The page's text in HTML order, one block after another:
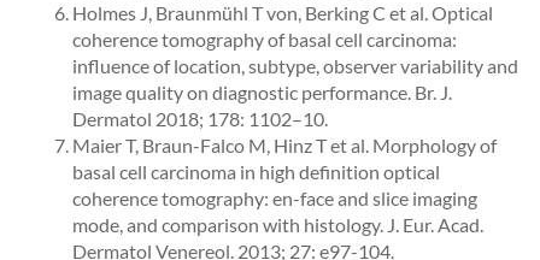
Holmes J, Braunmühl T von, Berking C et al. Optical
coherence tomography of basal cell carcinoma:
influence of location, subtype, observer variability and
image quality on diagnostic performance. Br. J.
Dermatol 2018; 178: 1102–10.
Maier T, Braun-Falco M, Hinz T et al. Morphology of
basal cell carcinoma in high definition optical
coherence tomography: en-face and slice imaging
mode, and comparison with histology. J. Eur. Acad.
Dermatol Venereol. 2013; 27: e97-104.